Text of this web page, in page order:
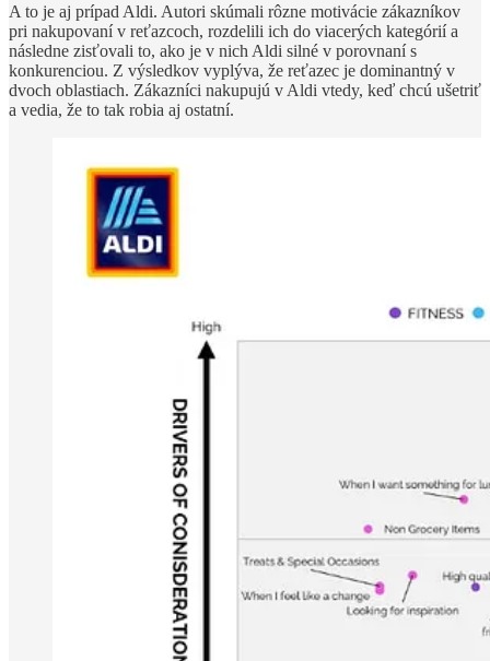
A to je aj prípad Aldi. Autori skúmali rôzne motivácie zákazníkov
pri nakupovaní v reťazcoch, rozdelili ich do viacerých kategórií a
následne zisťovali to, ako je v nich Aldi silné v porovnaní s
konkurenciou. Z výsledkov vyplýva, že reťazec je dominantný v
dvoch oblastiach. Zákazníci nakupujú v Aldi vtedy, keď chcú ušetriť
a vedia, že to tak robia aj ostatní.